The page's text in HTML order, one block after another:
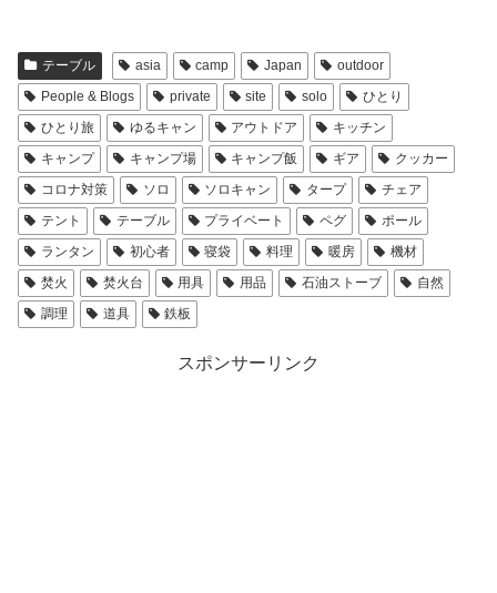
テーブル asia camp Japan
outdoor
People & Blogs
private site solo
ひとり
ひとり旅
ゆるキャン アウトドア
キッチン
キャンプ
キャンプ場 キャンプ飯 ギア
クッカー
コロナ対策
ソロ ソロキャン タープ
チェア
テント
テーブル プライベート ペグ
ポール
ランタン
初心者 寝袋 料理 暖房
機材
焚火
焚火台 用具 用品 石油ストーブ
自然
調理
道具 鉄板
スポンサーリンク